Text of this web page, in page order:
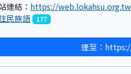
連結： https://
民族語
177
連至：